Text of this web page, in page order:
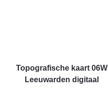
Topografische kaart 06W
Leeuwarden digitaal